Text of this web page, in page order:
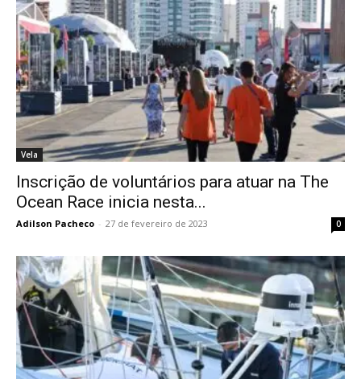
Vela
Inscrição de voluntários para atuar na The
Ocean Race inicia nesta...
Adilson Pacheco - 27 de fevereiro de 2023 0